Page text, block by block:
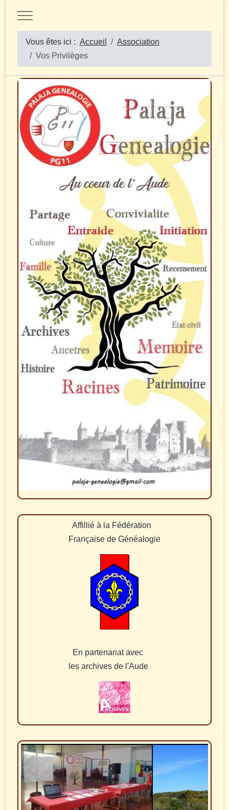
Mobile Menu Toggle
Vous êtes ici : Accueil
Association
Vos Privilèges
Affillié à la Fédération
Française de Généalogie
En partenariat avec
les archives de l'Aude
Forum association